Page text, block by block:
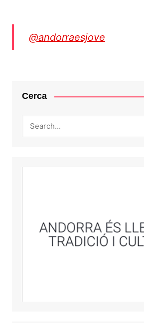
@andorraesjove
Cerca